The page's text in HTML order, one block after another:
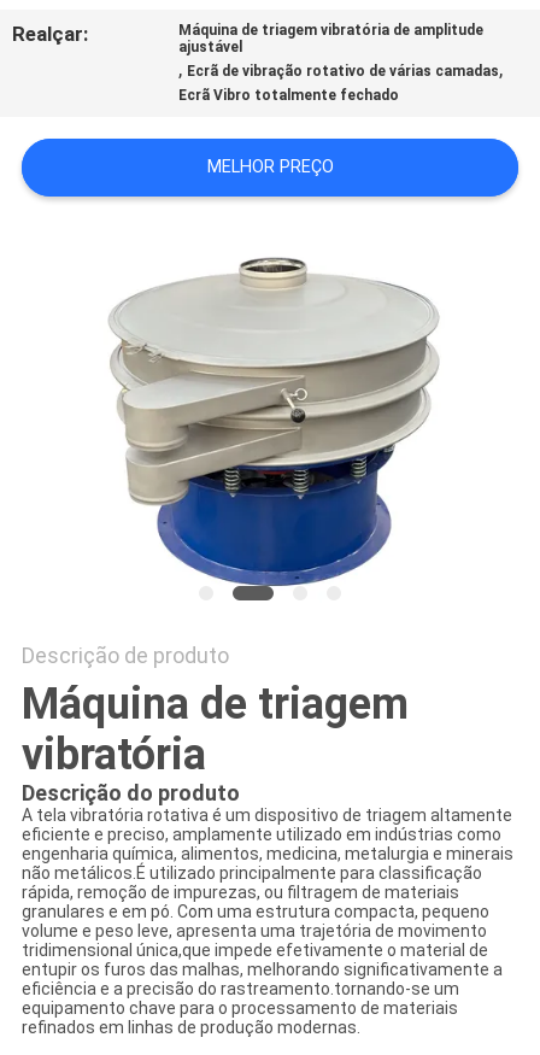
UMAS
SITEMAP
PRIVACIDADE
Realçar:
Máquina de triagem vibratória de amplitude
ajustável
, Ecrã de vibração rotativo de várias camadas,
Ecrã Vibro totalmente fechado
MELHOR PREÇO
Descrição de produto
Máquina de triagem
vibratória
Descrição do produto
A tela vibratória rotativa é um dispositivo de triagem altamente
eficiente e preciso, amplamente utilizado em indústrias como
engenharia química, alimentos, medicina, metalurgia e minerais
não metálicos.É utilizado principalmente para classificação
rápida, remoção de impurezas, ou filtragem de materiais
granulares e em pó. Com uma estrutura compacta, pequeno
volume e peso leve, apresenta uma trajetória de movimento
tridimensional única,que impede efetivamente o material de
entupir os furos das malhas, melhorando significativamente a
eficiência e a precisão do rastreamento.tornando-se um
equipamento chave para o processamento de materiais
refinados em linhas de produção modernas.